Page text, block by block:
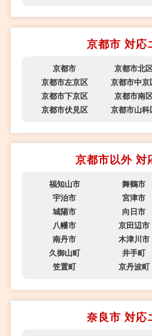
京都市 対応
京都市 京都市北
京都市左京区
京都市中京
京都市下京区
京都市南
京都市伏見区
京都市山科
京都市以外 対
福知山市 舞鶴市
宇治市
宮津市
城陽市
向日市
八幡市
京田辺市
南丹市
木津川市
久御山町
井手町
笠置町
京丹波町
奈良市 対応